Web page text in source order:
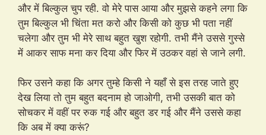
और में बिल्कुल चुप रही. वो मेरे पास आया और मुझसे कहने लगा कि
तुम बिल्कुल भी चिंता मत करो और किसी को कुछ भी पता नहीं
चलेगा और तुम भी मेरे साथ बहुत खुश रहोगी. तभी मैंने उससे गुस्से
में आकर साफ मना कर दिया और फिर में उठकर वहां से जाने लगी.
फिर उसने कहा कि अगर तुम्हे किसी ने यहाँ से इस तरह जाते हुए
देख लिया तो तुम बहुत बदनाम हो जाओगी, तभी उसकी बात को
सोचकर में वहीं पर रुक गई और बहुत डर गई और मैंने उससे कहा
कि अब में क्या करूं?